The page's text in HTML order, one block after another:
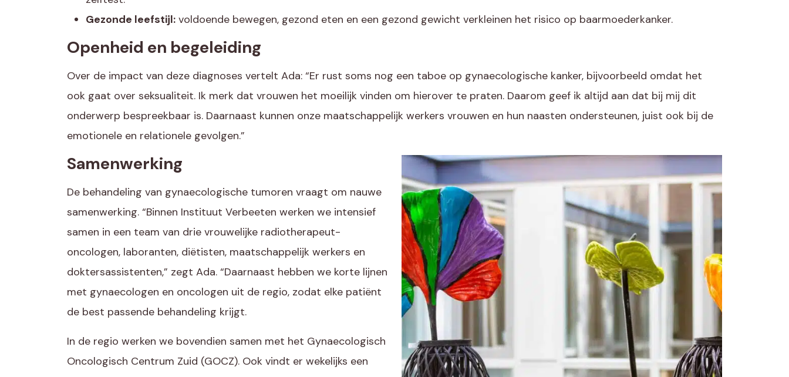
Gezonde leefstijl: voldoende bewegen, gezond eten en een gezond gewicht verkleinen het risico op baarmoederkanker.
Openheid en begeleiding
Over de impact van deze diagnoses vertelt Ada: “Er rust soms nog een taboe op gynaecologische kanker, bijvoorbeeld omdat het
ook gaat over seksualiteit. Ik merk dat vrouwen het moeilijk vinden om hierover te praten. Daarom geef ik altijd aan dat bij mij dit
onderwerp bespreekbaar is. Daarnaast kunnen onze maatschappelijk werkers vrouwen en hun naasten ondersteunen, juist ook bij de
emotionele en relationele gevolgen.”
Samenwerking
De behandeling van gynaecologische tumoren vraagt om nauwe
samenwerking. “Binnen Instituut Verbeeten werken we intensief
samen in een team van drie vrouwelijke radiotherapeut-
oncologen, laboranten, diëtisten, maatschappelijk werkers en
doktersassistenten,” zegt Ada. “Daarnaast hebben we korte lijnen
met gynaecologen en oncologen uit de regio, zodat elke patiënt
de best passende behandeling krijgt.
In de regio werken we bovendien samen met het Gynaecologisch
Oncologisch Centrum Zuid (GOCZ). Ook vindt er wekelijks een